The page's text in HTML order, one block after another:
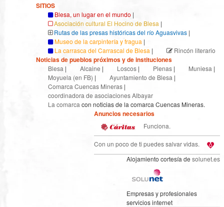
SITIOS
Blesa, un lugar en el mundo |
Asociación cultural El Hocino de Blesa |
Rutas de las presas históricas del río Aguasvivas |
Museo de la carpintería y fragua |
La carrasca del Carrascal de Blesa | Rincón literario
Noticias de pueblos próximos y de instituciones
Blesa | Alcaine | Loscos | Plenas | Muniesa |
Moyuela (en FB) | Ayuntamiento de Blesa |
Comarca Cuencas Mineras |
coordinadora de asociaciones Albayar
La comarca con noticias de la comarca Cuencas Mineras.
Anuncios necesarios
Funciona.
Con un poco de ti puedes salvar vidas.
Alojamiento cortesía de solunet.es
Empresas y profesionales
servicios internet